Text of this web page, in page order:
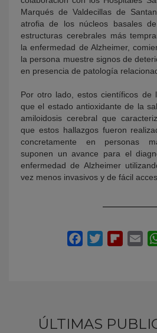
Marqués de Valdecillas de
atrofia de los núcleos basales
estructuras cerebrales más
la enfermedad de Alzheimer,
la persona muestre signos de
en presencia de patología
Por otro lado, estos científicos de
que el estado antioxidante de la
amiloidosis cerebral que
que estos hallazgos fueron
concretamente en personas
suponen un avance para el
enfermedad de Alzheimer
vez menos invasivos y de fácil
ÚLTIMAS